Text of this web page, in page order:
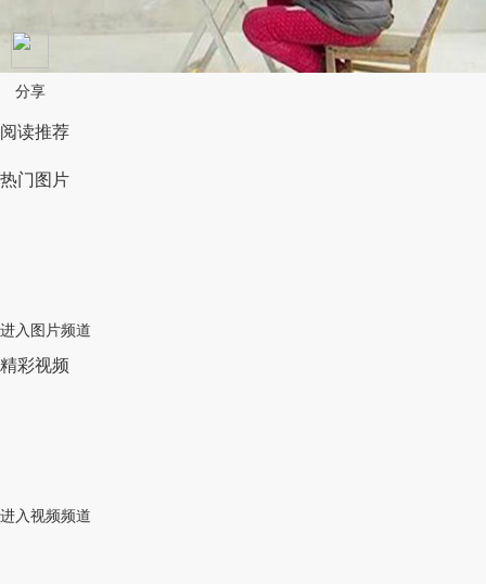
分享
阅读推荐
热门图片
进入图片频道
精彩视频
进入视频频道